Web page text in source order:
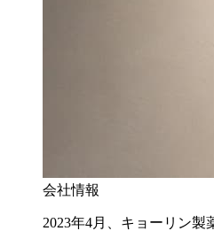
会社情報
2023年4月、キョーリン